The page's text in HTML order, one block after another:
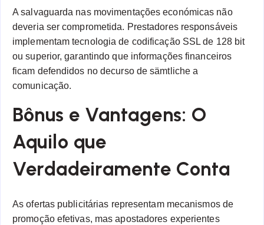
A salvaguarda nas movimentações económicas não
deveria ser comprometida. Prestadores responsáveis
implementam tecnologia de codificação SSL de 128 bit
ou superior, garantindo que informações financeiros
ficam defendidos no decurso de sämtliche a
comunicação.
Bônus e Vantagens: O
Aquilo que
Verdadeiramente Conta
As ofertas publicitárias representam mecanismos de
promoção efetivas, mas apostadores experientes